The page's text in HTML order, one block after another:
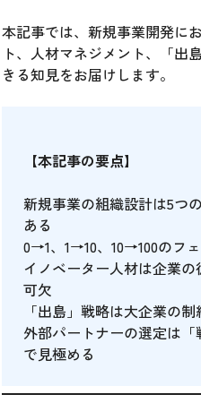
本記事では、新規事業開発に
ト、人材マネジメント、「出
きる知見をお届けします。
【本記事の要点】
新規事業の組織設計は5つ
ある
0→1、1→10、10→100のフ
イノベーター人材は企業
可欠
「出島」戦略は大企業の
外部パートナーの選定は
で見極める